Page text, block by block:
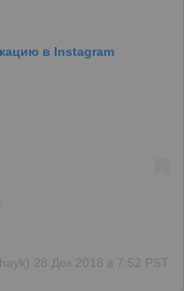
в Instagram
28 Дек 2018 в 7:52 PST